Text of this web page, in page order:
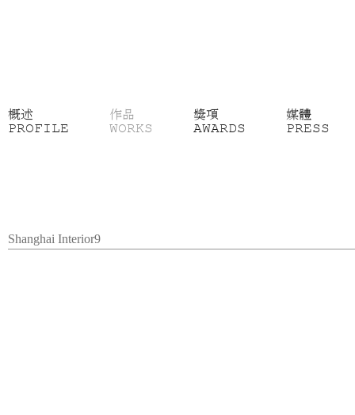
概述
PROFILE
作品
WORKS
獎項
AWARDS
媒體
PRESS
Shanghai Interior9